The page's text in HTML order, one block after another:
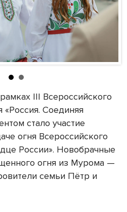
III Всероссийского
«Россия. Соединяя
стало участие
огня Всероссийского
России». Новобрачные
огня из Мурома —
семьи Пётр и